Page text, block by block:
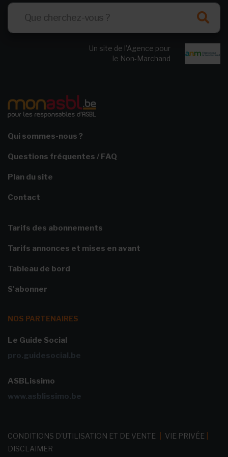
Un site de l’Agence pour
le Non-Marchand
Qui sommes-nous ?
Questions fréquentes / FAQ
Plan du site
Contact
Tarifs des abonnements
Tarifs annonces et mises en avant
Tableau de bord
S'abonner
NOS PARTENAIRES
Le Guide Social
pro.guidesocial.be
ASBLissimo
www.asblissimo.be
CONDITIONS D'UTILISATION ET DE VENTE VIE PRIVÉE
DISCLAIMER